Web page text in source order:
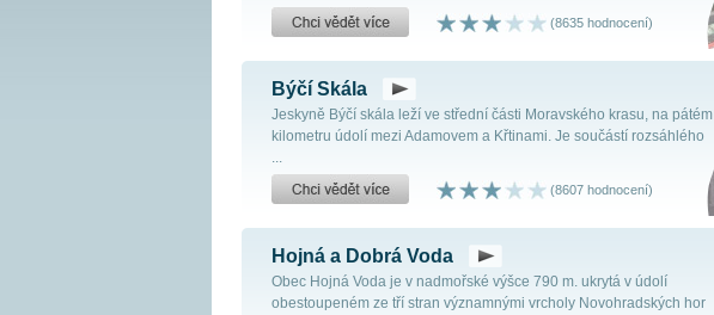
(8635 hodnocení)
Býčí Skála
Jeskyně Býčí skála leží ve střední části Moravského krasu, na pátém
kilometru údolí mezi Adamovem a Křtinami. Je součástí rozsáhlého
...
(8607 hodnocení)
Hojná a Dobrá Voda
Obec Hojná Voda je v nadmořské výšce 790 m. ukrytá v údolí
obestoupeném ze tří stran významnými vrcholy Novohradských hor